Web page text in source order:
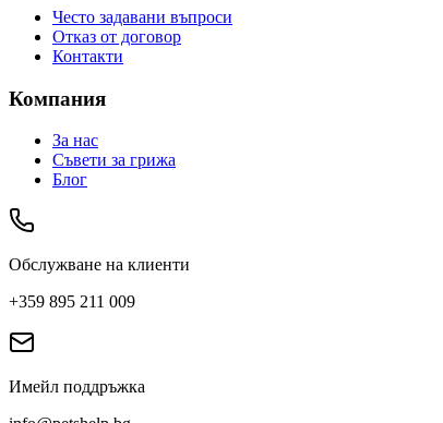
Често задавани въпроси
Отказ от договор
Контакти
Компания
За нас
Съвети за грижа
Блог
Обслужване на клиенти
+359 895 211 009
Имейл поддръжка